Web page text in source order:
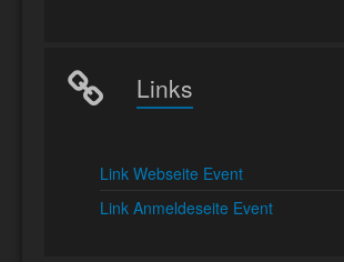
Links
Link Webseite Event
Link Anmeldeseite Event